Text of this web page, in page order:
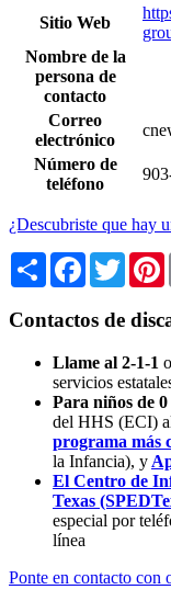
Sitio Web
Nombre de la
persona de
contacto
Correo
electrónico
Número de
teléfono
¿Descubriste que hay
Share Facebook
Twitter
Contactos de
Llame al 2-1-1
servicios
Para niños de 0
del HHS (ECI)
programa más
la Infancia), y
El Centro de
Texas
especial por
línea
Ponte en contacto con